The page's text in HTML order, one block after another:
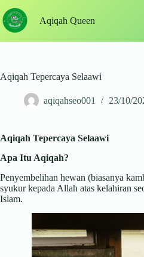
to
content
Aqiqah Queen
Aqiqah Tepercaya Selaawi
aqiqahseo001 23/10/
Aqiqah Tepercaya Selaawi
Apa Itu Aqiqah?
Penyembelihan hewan (biasanya
syukur kepada Allah atas kelahiran
Islam.